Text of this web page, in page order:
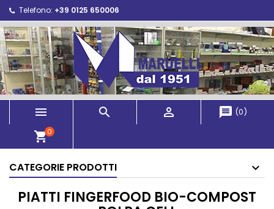
Telefono: +39 0125 650006
   message (0)
shopping_cart0
CATEGORIE PRODOTTI
PIATTI FINGERFOOD BIO-COMPOST